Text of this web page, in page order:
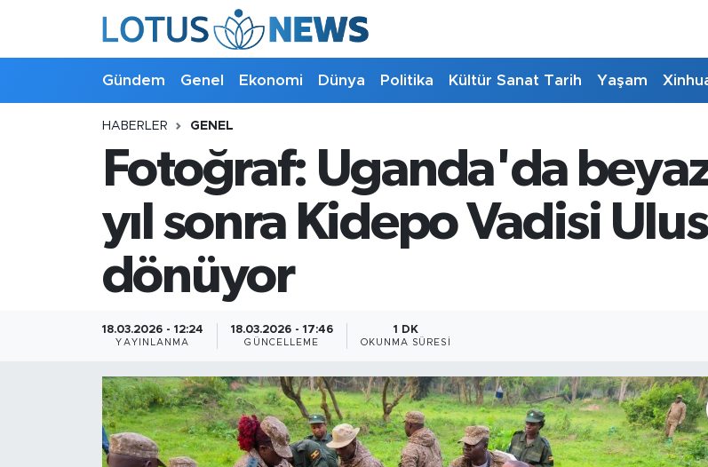
Gündem Genel Ekonomi Dünya Politika Kültür Sanat Tarih Yaşam
HABERLER GENEL
Fotoğraf: Uganda'da
yıl sonra Kidepo Vadisi
dönüyor
18.03.2026 - 12:24
YAYINLANMA
18.03.2026 - 17:46
GÜNCELLEME
1 DK
OKUNMA SÜRESI
Kültür - Sanat ve Tarih
Bilim ve Teknoloji
Çin Fuarları
Gündem